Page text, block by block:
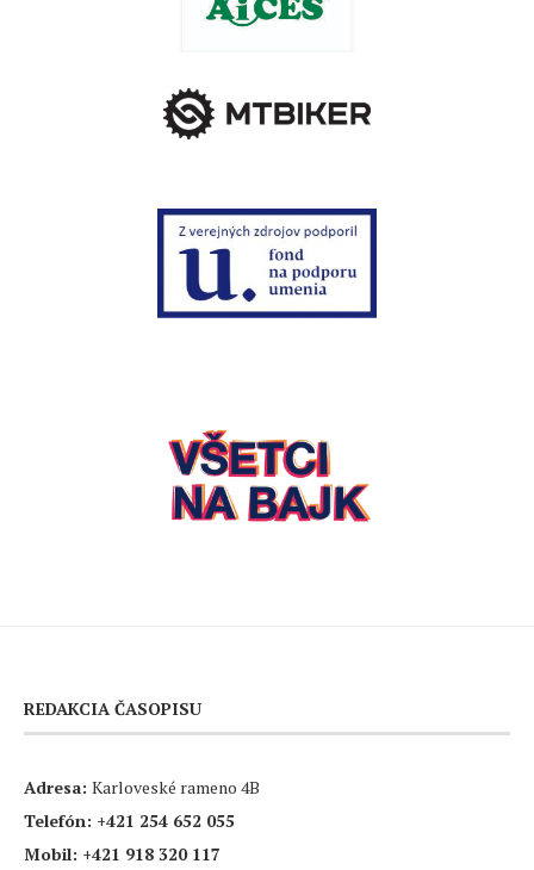
REDAKCIA ČASOPISU
Adresa: Karloveské rameno 4B
Telefón: +421 254 652 055
Mobil: +421 918 320 117